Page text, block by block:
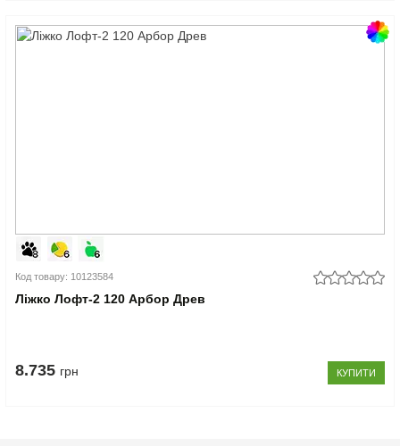
Код товару: 10123584
Ліжко Лофт-2 120 Арбор Древ
8.735 грн КУПИТИ